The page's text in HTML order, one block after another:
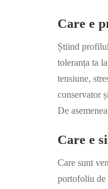
Care e
Știind
toleranța ta
tensiune,
conservator
De
Care e
Care sunt
portofoliu de